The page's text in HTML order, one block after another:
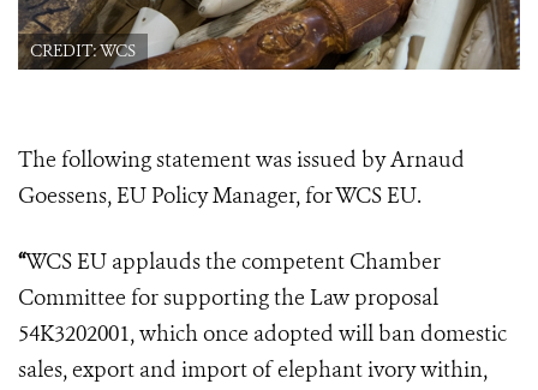
CREDIT: WCS
The following statement was issued by Arnaud
Goessens, EU Policy Manager, for WCS EU.
“WCS EU applauds the competent Chamber
Committee for supporting the Law proposal
54K3202001, which once adopted will ban domestic
sales, export and import of elephant ivory within,